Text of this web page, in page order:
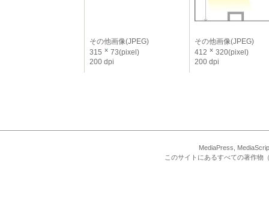
その他画像(JPEG)
315
73(pixel)
200 dpi
その他画像(JPEG)
412
320(pixel)
200 dpi
MediaPress,
このサイトにあるすべての著作物